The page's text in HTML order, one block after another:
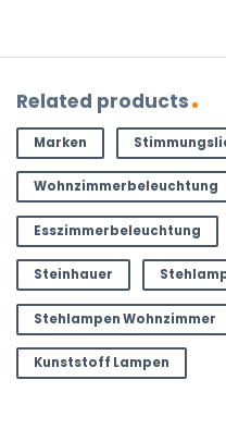
Related products
Marken
Wohnzimmerbeleuchtung
Esszimmerbeleuchtung
Steinhauer
Stehlampen Wohnzimmer
Kunststoff Lampen